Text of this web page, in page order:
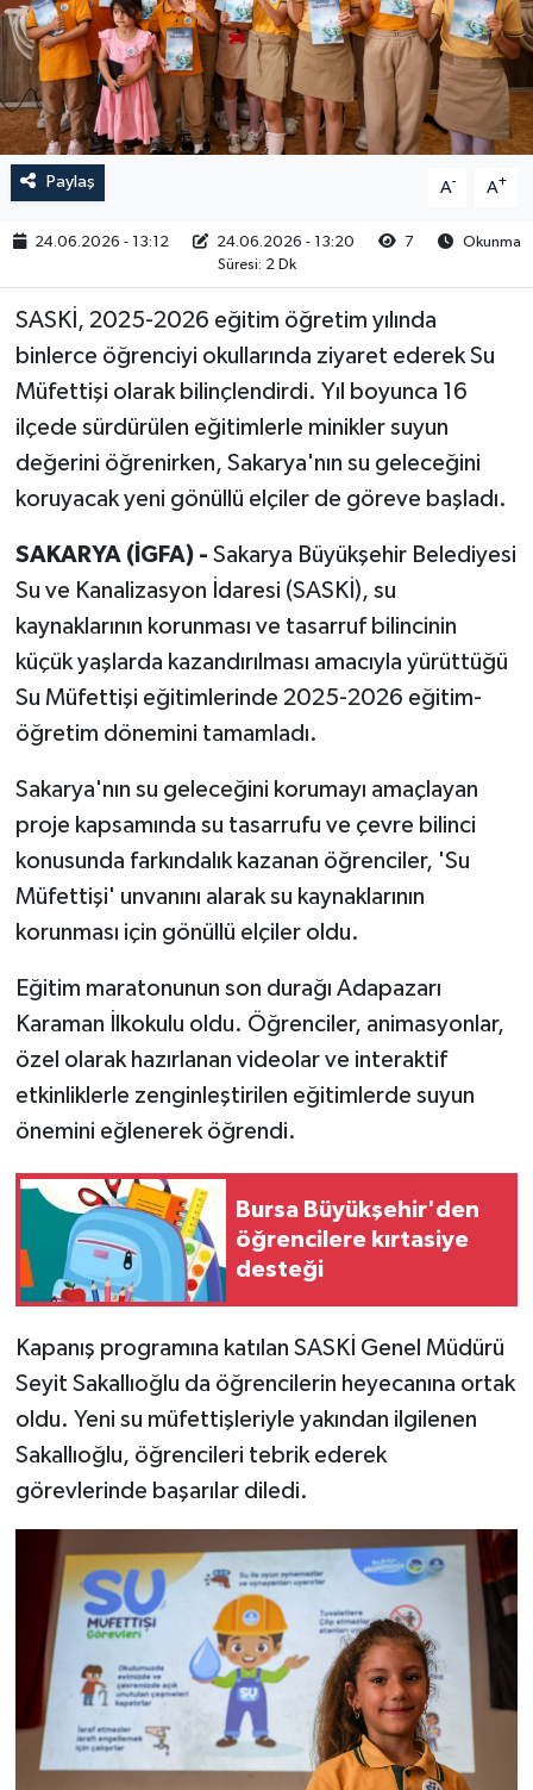
Paylaş A- A+
24.06.2026 - 13:12 24.06.2026 - 13:20 7
Okunma
Süresi: 2 Dk
SASKİ, 2025-2026 eğitim öğretim yılında
binlerce öğrenciyi okullarında ziyaret ederek Su
Müfettişi olarak bilinçlendirdi. Yıl boyunca 16
ilçede sürdürülen eğitimlerle minikler suyun
değerini öğrenirken, Sakarya'nın su geleceğini
koruyacak yeni gönüllü elçiler de göreve başladı.
SAKARYA (İGFA) - Sakarya Büyükşehir Belediyesi
Su ve Kanalizasyon İdaresi (SASKİ), su
kaynaklarının korunması ve tasarruf bilincinin
küçük yaşlarda kazandırılması amacıyla yürüttüğü
Su Müfettişi eğitimlerinde 2025-2026 eğitim-
öğretim dönemini tamamladı.
Sakarya'nın su geleceğini korumayı amaçlayan
proje kapsamında su tasarrufu ve çevre bilinci
konusunda farkındalık kazanan öğrenciler, 'Su
Müfettişi' unvanını alarak su kaynaklarının
korunması için gönüllü elçiler oldu.
Eğitim maratonunun son durağı Adapazarı
Karaman İlkokulu oldu. Öğrenciler, animasyonlar,
özel olarak hazırlanan videolar ve interaktif
etkinliklerle zenginleştirilen eğitimlerde suyun
önemini eğlenerek öğrendi.
Bursa Büyükşehir'den
öğrencilere kırtasiye
desteği
Kapanış programına katılan SASKİ Genel Müdürü
Seyit Sakallıoğlu da öğrencilerin heyecanına ortak
oldu. Yeni su müfettişleriyle yakından ilgilenen
Sakallıoğlu, öğrencileri tebrik ederek
görevlerinde başarılar diledi.
RESMİ İLAN